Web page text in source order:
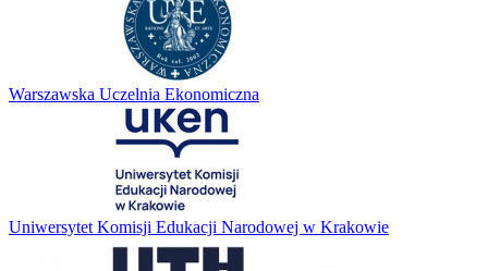
Warszawska Uczelnia Ekonomiczna
Uniwersytet Komisji Edukacji Narodowej w Krakowie